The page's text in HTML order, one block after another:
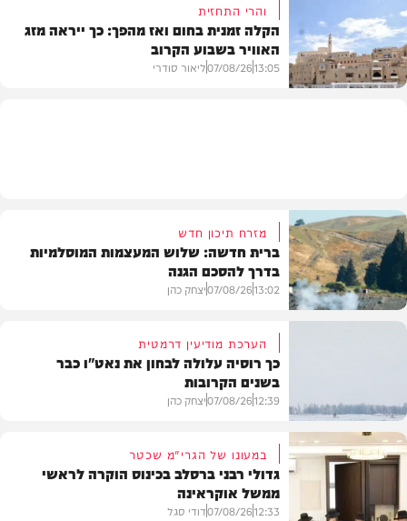
פוליטי
והרי התחזית
הקלה זמנית בחום ואז מהפך: כך ייראה מזג
האוויר בשבוע הקרוב
13:05
07/08/26ליאור סודרי
מזרח תיכון חדש
ברית חדשה: שלוש המעצמות המוסלמיות
בדרך להסכם הגנה
13:02
07/08/26יצחק כהן
הערכת מודיעין דרמטית
כך רוסיה עלולה לבחון את נאט"ו כבר
בשנים הקרובות
12:39
07/08/26יצחק כהן
במעונו של הגרי"מ שכטר
גדולי רבני ברסלב בכינוס הוקרה לראשי
ממשל אוקראינה
12:33
07/08/26דודי סגל